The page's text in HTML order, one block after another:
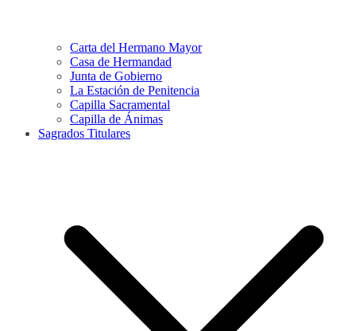
Carta del Hermano Mayor
Casa de Hermandad
Junta de Gobierno
La Estación de Penitencia
Capilla Sacramental
Capilla de Ánimas
Sagrados Titulares